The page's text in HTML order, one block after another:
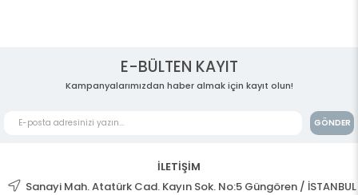
E-BÜLTEN KAYIT
Kampanyalarımızdan haber almak için kayıt olun!
GÖNDER
İLETİŞİM
Sanayi Mah. Atatürk Cad. Kayın Sok. No:5 Güngören / İSTANBUL